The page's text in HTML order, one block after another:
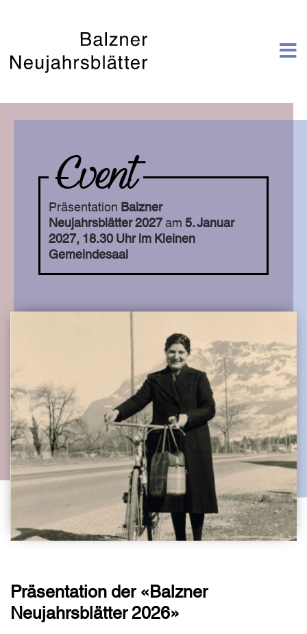
Präsentation Balzner
Neujahrsblätter 2027am 5. Januar
2027, 18.30 Uhr im Kleinen
Gemeindesaal
Präsentation der «Balzner
Neujahrsblätter 2026»